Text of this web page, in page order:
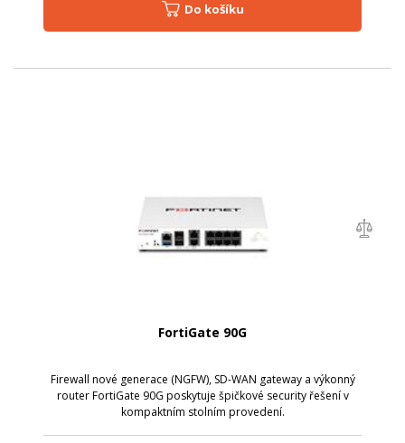
Do košíku
FortiGate 90G
Firewall nové generace (NGFW), SD-WAN gateway a výkonný
router FortiGate 90G poskytuje špičkové security řešení v
kompaktním stolním provedení.